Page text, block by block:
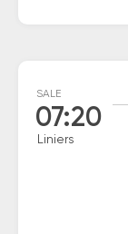
SALE
07:20
Liniers